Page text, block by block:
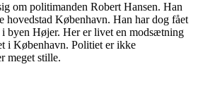
om politimanden Robert Hansen. Han
hovedstad København. Han har dog fået
byen Højer. Her er livet en modsætning
i København. Politiet er ikke
meget stille.